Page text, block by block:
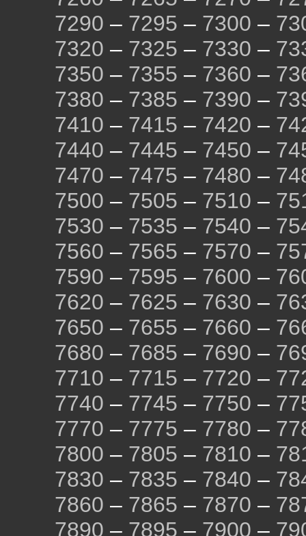
7290 – 7295 – 7300 –
7320 – 7325 – 7330 –
7350 – 7355 – 7360 –
7380 – 7385 – 7390 –
7410 – 7415 – 7420 –
7440 – 7445 – 7450 –
7470 – 7475 – 7480 –
7500 – 7505 – 7510 –
7530 – 7535 – 7540 –
7560 – 7565 – 7570 –
7590 – 7595 – 7600 –
7620 – 7625 – 7630 –
7650 – 7655 – 7660 –
7680 – 7685 – 7690 –
7710 – 7715 – 7720 –
7740 – 7745 – 7750 –
7770 – 7775 – 7780 –
7800 – 7805 – 7810 –
7830 – 7835 – 7840 –
7860 – 7865 – 7870 –
7890 – 7895 – 7900 –